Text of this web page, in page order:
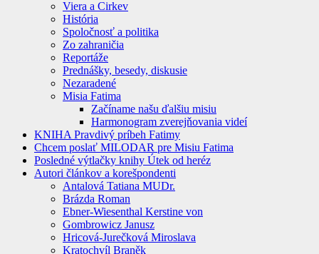
Viera a Cirkev
História
Spoločnosť a politika
Zo zahraničia
Reportáže
Prednášky, besedy, diskusie
Nezaradené
Misia Fatima
Začíname našu ďalšiu misiu
Harmonogram zverejňovania videí
KNIHA Pravdivý príbeh Fatimy
Chcem poslať MILODAR pre Misiu Fatima
Posledné výtlačky knihy Útek od heréz
Autori článkov a korešpondenti
Antalová Tatiana MUDr.
Brázda Roman
Ebner-Wiesenthal Kerstine von
Gombrowicz Janusz
Hricová-Jurečková Miroslava
Kratochvíl Braněk